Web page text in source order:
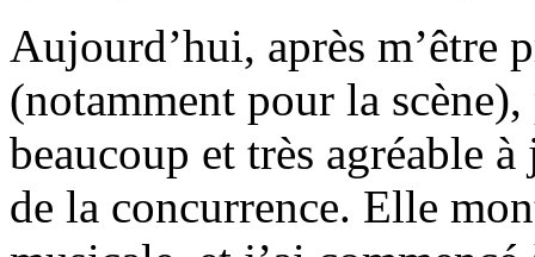
Aujourd’hui, après m’être
(notamment pour la
beaucoup et très agréable
de la concurrence. Elle